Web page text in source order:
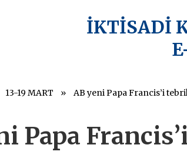
İKTİSADİ
13-19 MART AB yeni Papa Francis’i
Papa